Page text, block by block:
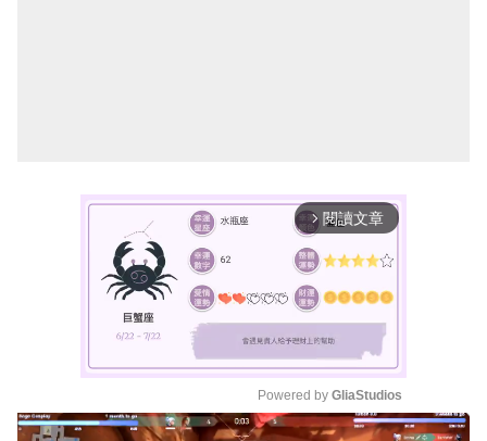
arrow_forward_ios 閱讀文章
M
Powered by GliaStudios